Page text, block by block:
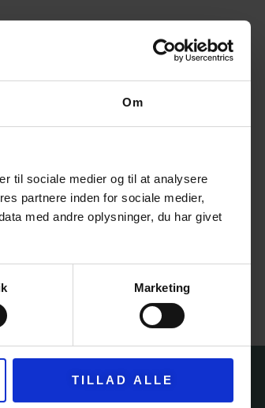
Om
til sociale medier og til at analysere
partnere inden for sociale medier,
med andre oplysninger, du har givet
Marketing
TILLAD ALLE